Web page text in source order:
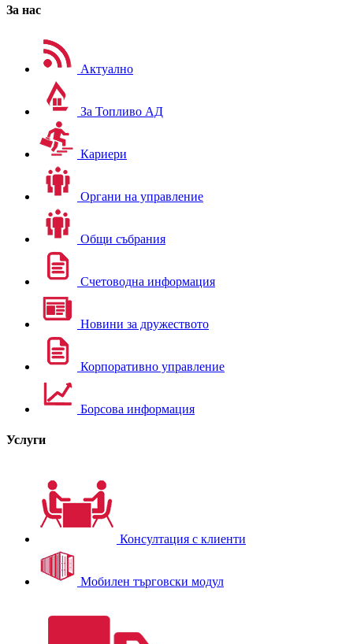
За нас
Актуално
За Топливо АД
Кариери
Органи на управление
Общи събрания
Счетоводна информация
Новини за дружеството
Корпоративно управление
Борсова информация
Услуги
Консултация с клиенти
Мобилен търговски модул